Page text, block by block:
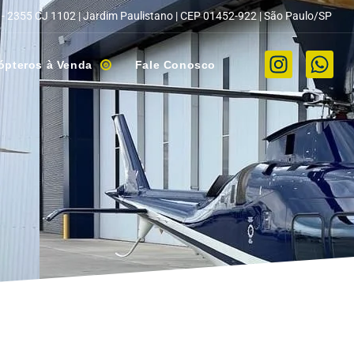
2355 CJ 1102 | Jardim Paulistano | CEP 01452-922 | São Paulo/SP
à Venda Fale Conosco